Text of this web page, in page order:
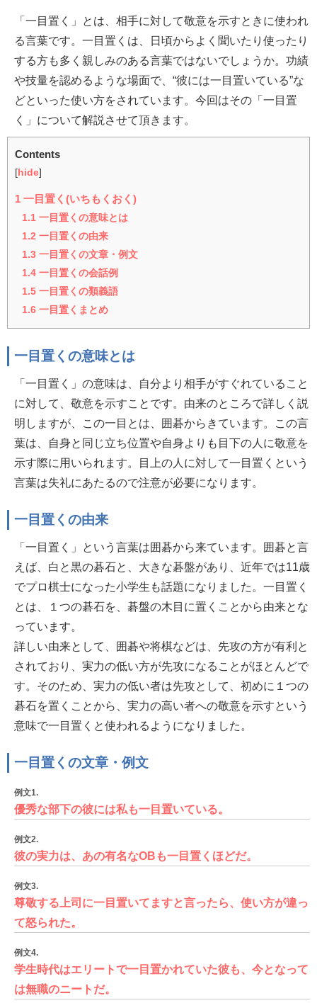
「一目置く」とは、相手に対して敬意を示すときに使われ
る言葉です。一目置くは、日頃からよく聞いたり使ったり
する方も多く親しみのある言葉ではないでしょうか。功績
や技量を認めるような場面で、“彼には一目置いている”な
どといった使い方をされています。今回はその「一目置
く」について解説させて頂きます。
Contents
[ hide]
1 一目置く(いちもくおく)
1.1 一目置くの意味とは
1.2 一目置くの由来
1.3 一目置くの文章・例文
1.4 一目置くの会話例
1.5 一目置くの類義語
1.6 一目置くまとめ
一目置くの意味とは
「一目置く」の意味は、自分より相手がすぐれていること
に対して、敬意を示すことです。由来のところで詳しく説
明しますが、この一目とは、囲碁からきています。この言
葉は、自身と同じ立ち位置や自身よりも目下の人に敬意を
示す際に用いられます。目上の人に対して一目置くという
言葉は失礼にあたるので注意が必要になります。
一目置くの由来
「一目置く」という言葉は囲碁から来ています。囲碁と言
えば、白と黒の碁石と、大きな碁盤があり、近年では11歳
でプロ棋士になった小学生も話題になりました。一目置く
とは、１つの碁石を、碁盤の木目に置くことから由来とな
っています。
詳しい由来として、囲碁や将棋などは、先攻の方が有利と
されており、実力の低い方が先攻になることがほとんどで
す。そのため、実力の低い者は先攻として、初めに１つの
碁石を置くことから、実力の高い者への敬意を示すという
意味で一目置くと使われるようになりました。
一目置くの文章・例文
例文1.
優秀な部下の彼には私も一目置いている。
例文2.
彼の実力は、あの有名なOBも一目置くほどだ。
例文3.
尊敬する上司に一目置いてますと言ったら、使い方が違っ
て怒られた。
例文4.
学生時代はエリートで一目置かれていた彼も、今となって
は無職のニートだ。